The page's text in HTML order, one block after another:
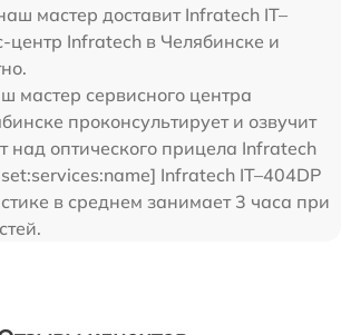
мастер доставит Infratech IT–
центр Infratech в Челябинске и
мастер сервисного центра
проконсультирует и озвучит
над оптического прицела Infratech
Infratech IT–404DP
в среднем занимает 3 часа при